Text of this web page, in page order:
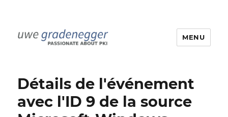
MENU
Détails de l'événement
avec l'ID 9 de la source